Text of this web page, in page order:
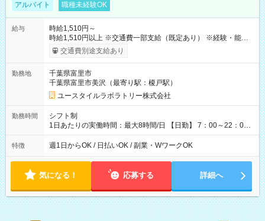
アルバイト 職種未経験OK
給与
時給1,510円～
時給1,510円以上 ※交通費一部支給（既定あり） ※経験・能力を
考慮して決定します 【収入例】 週1回勤務の場合：1,510円×8時
間×4回=4万8,320円 週3回勤務の場合：1,510円×8時間×12回
1,600円 【試用期間】試用期間あり 試用期間の長さ：2ヶ月
※ 雇用形態と給与に、本採用時と異なる部分があります。 雇用
形態：本採用時と同じです。 給与：時給 1,140円以上
交通費別途支給あり
勤務地
千葉県富里市
千葉県富里市美沢（最寄り駅：榎戸駅）
ユースタイルラボラトリー株式会社
勤務時間
シフト制
1日あたりの実働時間：最大8時間/日 【日勤】 7：00～22：00
の間で8時間勤務（休憩時間は法定通り） ※週1日～OK ／ 夜勤
なし ＊＊ 勤務時間例 ＊＊ ■8時から17時 ■9時から18時 ■10
定（毎週同じ曜日勤務）
特徴 週1日からOK / 日払いOK / 副業・WワークOK
気になる！ 応募する 詳細へ